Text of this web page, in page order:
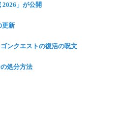
2026」が公開
更新
ンクエストの復活の呪文
処分方法